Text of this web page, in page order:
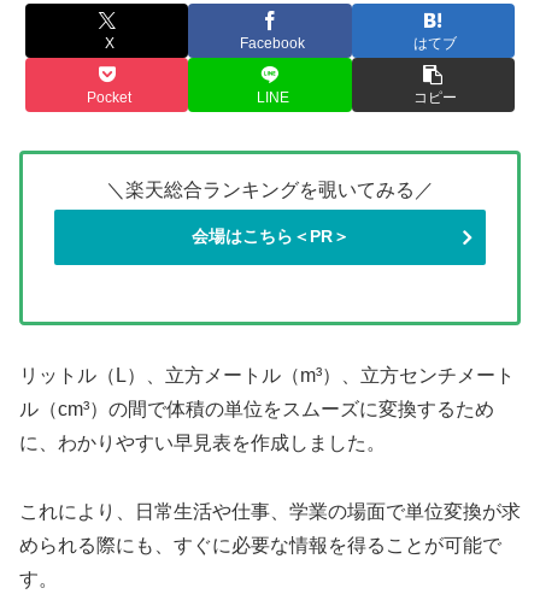
X Facebook はてブ
Pocket LINE コピー
＼楽天総合ランキングを覗いてみる／
会場はこちら＜PR＞
リットル（L）、立方メートル（m³）、立方センチメート
ル（cm³）の間で体積の単位をスムーズに変換するため
に、わかりやすい早見表を作成しました。
これにより、日常生活や仕事、学業の場面で単位変換が求
められる際にも、すぐに必要な情報を得ることが可能で
す。